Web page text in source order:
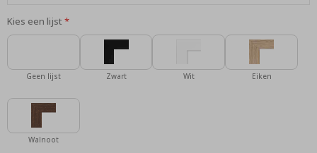
Kies een lijst
Geen lijst Zwart Wit Eiken
Walnoot